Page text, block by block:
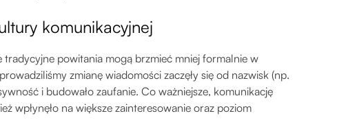
komunikacyjnej
powitania mogą brzmieć mniej formalnie w
zmianę wiadomości zaczęły się od nazwisk (np.
i budowało zaufanie. Co ważniejsze, komunikację
wpłynęło na większe zainteresowanie oraz poziom